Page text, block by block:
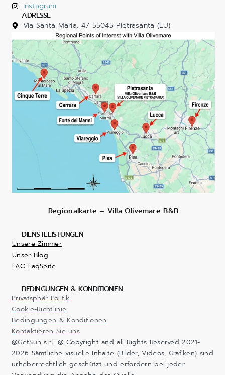
Instagram
ADRESSE
Via Santa Maria, 47 55045 Pietrasanta (LU)
Regionalkarte – Villa Olivemare B&B
DIENSTLEISTUNGEN
Unsere Zimmer
Unser Blog
FAQ FaqSeite
BEDINGUNGEN & KONDITIONEN
Privatsphär Politik
Cookie-Richtlinie
Bedingungen & Konditionen
Kontaktieren Sie uns
@GetSun s.r.l. @ Copyright and all Rights Reserved 2021-
2026 Sämtliche visuelle Inhalte (Bilder, Videos, Grafiken) sind
urheberrechtlich geschützt und erfordern bei jeder